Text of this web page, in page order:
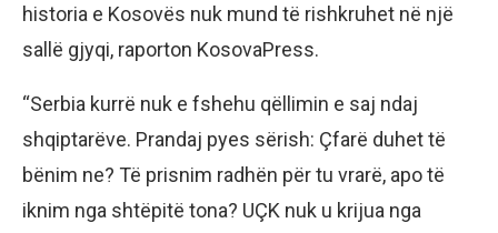
historia e Kosovës nuk mund të rishkruhet në një
sallë gjyqi, raporton KosovaPress.
“Serbia kurrë nuk e fshehu qëllimin e saj ndaj
shqiptarëve. Prandaj pyes sërish: Çfarë duhet të
bënim ne? Të prisnim radhën për tu vrarë, apo të
iknim nga shtëpitë tona? UÇK nuk u krijua nga